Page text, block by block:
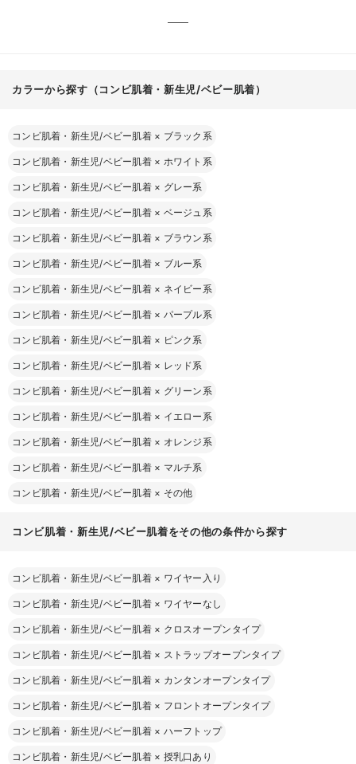
カラーから探す（コンビ肌着・新生児/ベビー肌着）
コンビ肌着・新生児/ベビー肌着 × ブラック系
コンビ肌着・新生児/ベビー肌着 × ホワイト系
コンビ肌着・新生児/ベビー肌着 × グレー系
コンビ肌着・新生児/ベビー肌着 × ベージュ系
コンビ肌着・新生児/ベビー肌着 × ブラウン系
コンビ肌着・新生児/ベビー肌着 × ブルー系
コンビ肌着・新生児/ベビー肌着 × ネイビー系
コンビ肌着・新生児/ベビー肌着 × パープル系
コンビ肌着・新生児/ベビー肌着 × ピンク系
コンビ肌着・新生児/ベビー肌着 × レッド系
コンビ肌着・新生児/ベビー肌着 × グリーン系
コンビ肌着・新生児/ベビー肌着 × イエロー系
コンビ肌着・新生児/ベビー肌着 × オレンジ系
コンビ肌着・新生児/ベビー肌着 × マルチ系
コンビ肌着・新生児/ベビー肌着 × その他
コンビ肌着・新生児/ベビー肌着をその他の条件から探す
コンビ肌着・新生児/ベビー肌着 × ワイヤー入り
コンビ肌着・新生児/ベビー肌着 × ワイヤーなし
コンビ肌着・新生児/ベビー肌着 × クロスオープンタイプ
コンビ肌着・新生児/ベビー肌着 × ストラップオープンタイプ
コンビ肌着・新生児/ベビー肌着 × カンタンオープンタイプ
コンビ肌着・新生児/ベビー肌着 × フロントオープンタイプ
コンビ肌着・新生児/ベビー肌着 × ハーフトップ
コンビ肌着・新生児/ベビー肌着 × 授乳口あり